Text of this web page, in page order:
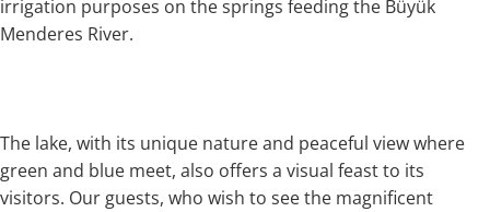
irrigation purposes on the springs feeding the Büyük
Menderes River.
The lake, with its unique nature and peaceful view where
green and blue meet, also offers a visual feast to its
visitors. Our guests, who wish to see the magnificent